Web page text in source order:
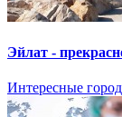
Эйлат -
Интересные